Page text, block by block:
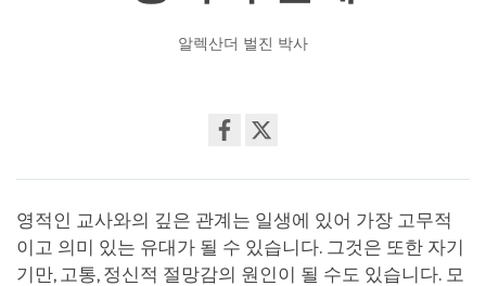
알렉산더 벌진 박사
on
facebook
영적인 교사와의 깊은 관계는 일생에 있어 가장 고무적
이고 의미 있는 유대가 될 수 있습니다. 그것은 또한 자기
기만, 고통, 정신적 절망감의 원인이 될 수도 있습니다. 모